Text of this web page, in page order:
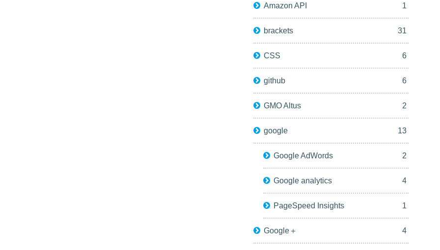
Amazon API 1
brackets 31
CSS 6
github 6
GMO Altus 2
google 13
Google AdWords 2
Google analytics 4
PageSpeed Insights 1
Google＋ 4